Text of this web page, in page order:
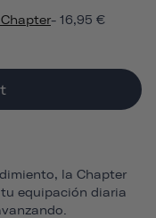
- 16,95 €
la Chapter
equipación diaria